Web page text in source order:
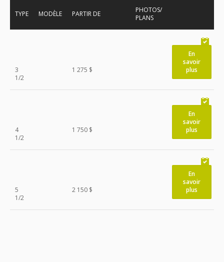
TYPE MODÈLE PARTIR DE
PHOTOS/
PLANS
3
1/2
1 275 $
En
savoir
plus
4
1/2
1 750 $
En
savoir
plus
5
1/2
2 150 $
En
savoir
plus